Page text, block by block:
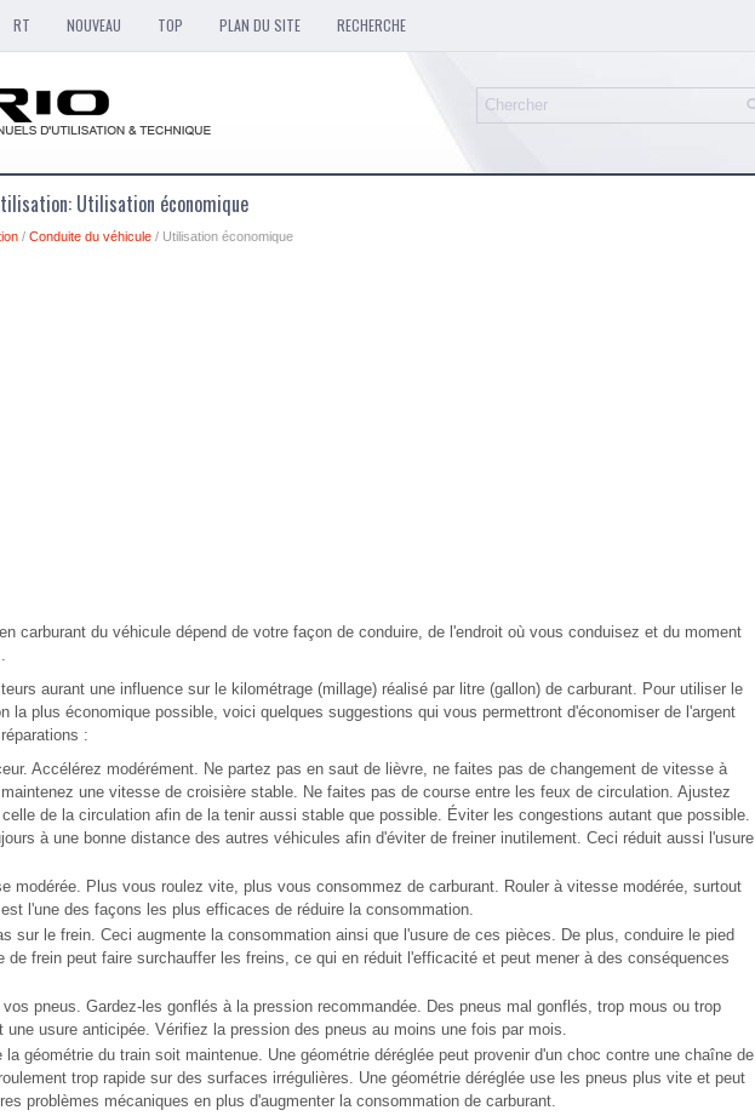
RT NOUVEAU TOP PLAN DU SITE RECHERCHE
Utilisation économique
/ Conduite du véhicule / Utilisation économique
carburant du véhicule dépend de votre façon de conduire, de l'endroit où vous conduisez et du moment
aurant une influence sur le kilométrage (millage) réalisé par litre (gallon) de carburant. Pour utiliser le
la plus économique possible, voici quelques suggestions qui vous permettront d'économiser de l'argent
:
Accélérez modérément. Ne partez pas en saut de lièvre, ne faites pas de changement de vitesse à
une vitesse de croisière stable. Ne faites pas de course entre les feux de circulation. Ajustez
de la circulation afin de la tenir aussi stable que possible. Éviter les congestions autant que possible.
à une bonne distance des autres véhicules afin d'éviter de freiner inutilement. Ceci réduit aussi l'usure
modérée. Plus vous roulez vite, plus vous consommez de carburant. Rouler à vitesse modérée, surtout
l'une des façons les plus efficaces de réduire la consommation.
sur le frein. Ceci augmente la consommation ainsi que l'usure de ces pièces. De plus, conduire le pied
de frein peut faire surchauffer les freins, ce qui en réduit l'efficacité et peut mener à des conséquences
vos pneus. Gardez-les gonflés à la pression recommandée. Des pneus mal gonflés, trop mous ou trop
une usure anticipée. Vérifiez la pression des pneus au moins une fois par mois.
la géométrie du train soit maintenue. Une géométrie déréglée peut provenir d'un choc contre une chaîne de
trop rapide sur des surfaces irrégulières. Une géométrie déréglée use les pneus plus vite et peut
problèmes mécaniques en plus d'augmenter la consommation de carburant.